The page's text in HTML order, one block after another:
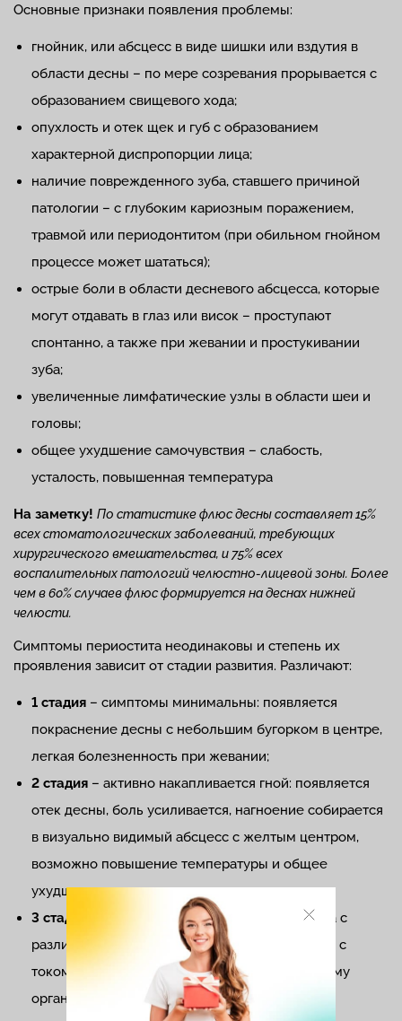
Основные признаки появления проблемы:
гнойник, или абсцесс в виде шишки или вздутия в
области десны – по мере созревания прорывается с
образованием свищевого хода;
опухлость и отек щек и губ с образованием
характерной диспропорции лица;
наличие поврежденного зуба, ставшего причиной
патологии – с глубоким кариозным поражением,
травмой или периодонтитом (при обильном гнойном
процессе может шататься);
острые боли в области десневого абсцесса, которые
могут отдавать в глаз или висок – проступают
спонтанно, а также при жевании и простукивании
зуба;
увеличенные лимфатические узлы в области шеи и
головы;
общее ухудшение самочувствия – слабость,
усталость, повышенная температура
На заметку! По статистике флюс десны составляет 15%
всех стоматологических заболеваний, требующих
хирургического вмешательства, и 75% всех
воспалительных патологий челюстно-лицевой зоны. Более
чем в 60% случаев флюс формируется на деснах нижней
челюсти.
Симптомы периостита неодинаковы и степень их
проявления зависит от стадии развития. Различают:
1 стадия – симптомы минимальны: появляется
покраснение десны с небольшим бугорком в центре,
легкая болезненность при жевании;
2 стадия – активно накапливается гной: появляется
отек десны, боль усиливается, нагноение собирается
в визуально видимый абсцесс с желтым центром,
возможно повышение температуры и общее
ухудшение состояния;
3 стадия
– запущенная: развивается флегмона с
разлитием гноя по внутренним тканям, откуда с
током крови быстро распространяется по всему
организму.